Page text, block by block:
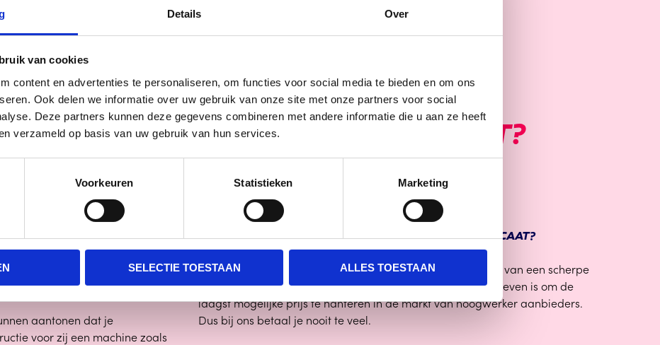
Details Over
van cookies
content en advertenties te personaliseren, om functies voor social media te bieden en om ons
Ook delen we informatie over uw gebruik van onze site met onze partners voor social
Deze partners kunnen deze gegevens combineren met andere informatie die u aan ze heeft
verzameld op basis van uw gebruik van hun services.
Voorkeuren Statistieken Marketing
SELECTIE TOESTAAN ALLES TOESTAAN
van groot belang.
CERTIFICAAT VERPLICHT?
certificaat om met een
ben je al op de hoogte van het
is om veilig en efficiënt te
verplicht?
aantonen dat je
voor zij een machine zoals
DE LAAGSTE PRIJS VOOR EEN HOOGWERKER CERTIFICAAT?
Wij bij Hoogwerker concurrent willen onze klanten voorzien van een scherpe
prijs bij het behalen van het hoogwerker certificaat. Ons streven is om de
laagst mogelijke prijs te hanteren in de markt van hoogwerker aanbieders.
Dus bij ons betaal je nooit te veel.